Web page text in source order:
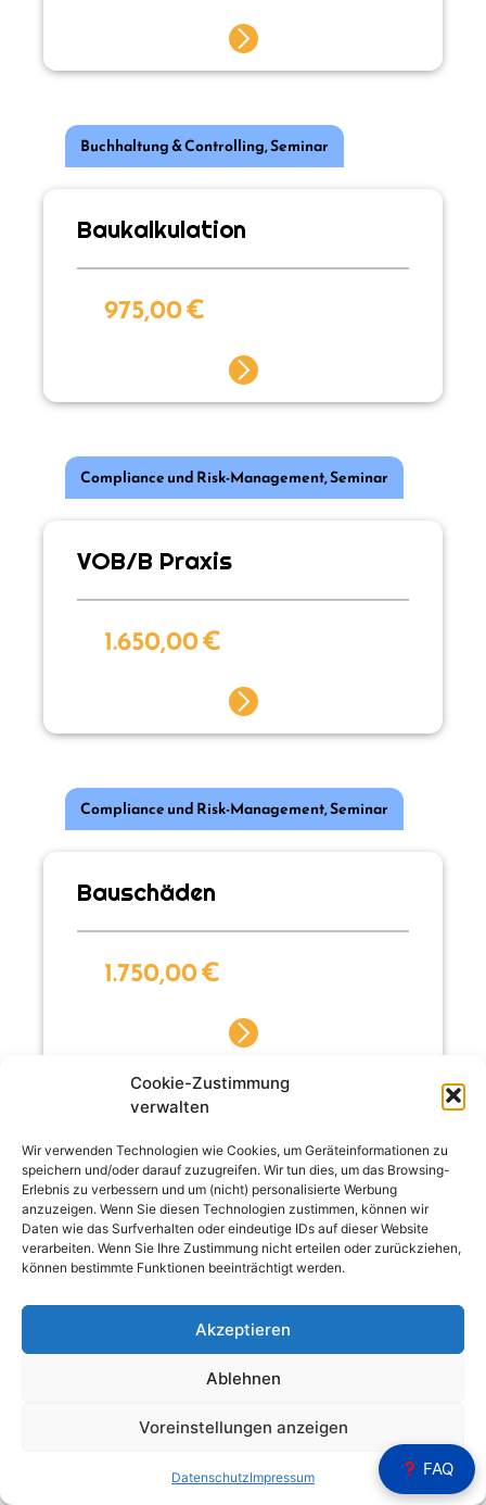
Cookie-Zustimmung
verwalten
Wir verwenden Technologien wie Cookies, um Geräteinformationen zu
speichern und/oder darauf zuzugreifen. Wir tun dies, um das Browsing-
Erlebnis zu verbessern und um (nicht) personalisierte Werbung
anzuzeigen. Wenn Sie diesen Technologien zustimmen, können wir
Daten wie das Surfverhalten oder eindeutige IDs auf dieser Website
verarbeiten. Wenn Sie Ihre Zustimmung nicht erteilen oder zurückziehen,
können bestimmte Funktionen beeinträchtigt werden.
Akzeptieren
Ablehnen
Voreinstellungen anzeigen
DatenschutzImpressum
Buchhaltung & Controlling,Seminar
Baukalkulation
975,00€
Compliance und Risk-Management,Seminar
VOB/B Praxis
1.650,00€
Compliance und Risk-Management,Seminar
Bauschäden
1.750,00€
Digitalisierung Seminar
Smart Factory
825,00€
Buchhaltung & Controlling,Seminar FAQ